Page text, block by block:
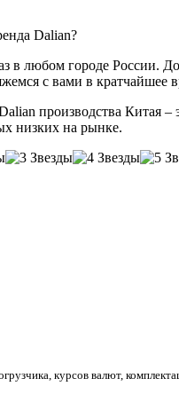
Dalian?
в любом городе России.
с вами в кратчайшее
производства Китая –
низких на рынке.
курсов валют,